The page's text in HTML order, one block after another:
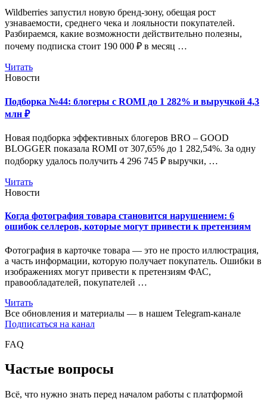
Wildberries запустил новую бренд-зону, обещая рост
узнаваемости, среднего чека и лояльности покупателей.
Разбираемся, какие возможности действительно полезны,
почему подписка стоит 190 000 ₽ в месяц …
Читать
Новости
Подборка №44: блогеры с ROMI до 1 282% и выручкой 4,3
млн ₽
Новая подборка эффективных блогеров BRO – GOOD
BLOGGER показала ROMI от 307,65% до 1 282,54%. За одну
подборку удалось получить 4 296 745 ₽ выручки, …
Читать
Новости
Когда фотография товара становится нарушением: 6
ошибок селлеров, которые могут привести к претензиям
Фотография в карточке товара — это не просто иллюстрация,
а часть информации, которую получает покупатель. Ошибки в
изображениях могут привести к претензиям ФАС,
правообладателей, покупателей …
Читать
Все обновления и материалы — в нашем Telegram-канале
Подписаться на канал
FAQ
Частые вопросы
Всё, что нужно знать перед началом работы с платформой